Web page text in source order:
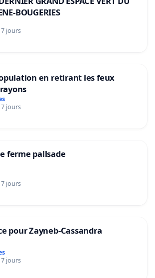
BOUGERIES
jours
en retirant les feux
jours
ferme pallsade
jours
pour Zayneb-Cassandra
jours